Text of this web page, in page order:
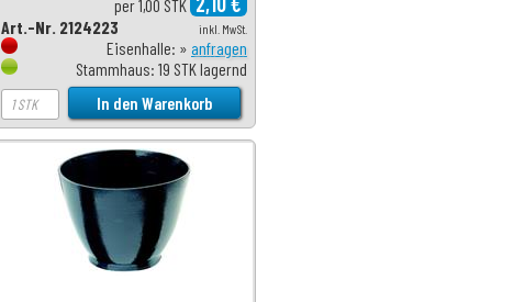
per 1,00 STK
inkl. MwSt.
Art.-Nr. 2124223
Eisenhalle: » anfragen
Stammhaus: 19 STK lagernd